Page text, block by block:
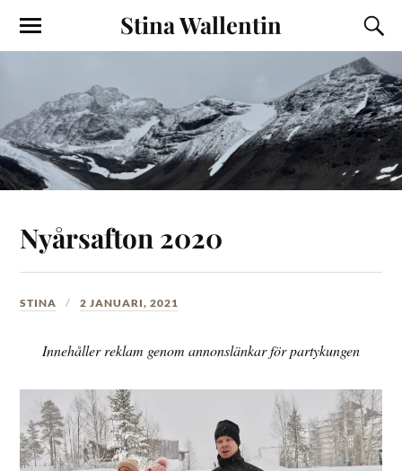
Stina Wallentin
Nyårsafton 2020
STINA 2 JANUARI, 2021
Innehåller reklam genom annonslänkar för partykungen